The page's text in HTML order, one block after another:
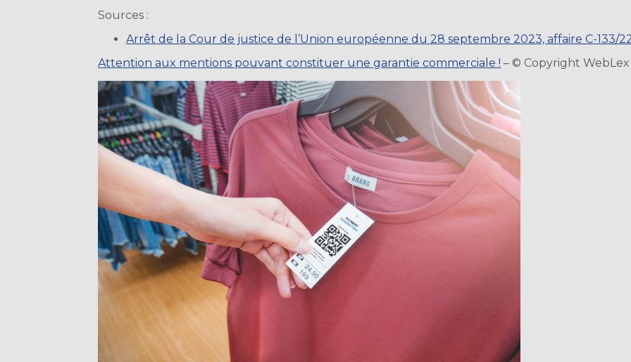
Sources :
Arrêt de la Cour de justice de l’Union européenne du 28 septembre 2023, affaire C-133/
Attention aux mentions pouvant constituer une garantie commerciale ! – © Copyright WebLex